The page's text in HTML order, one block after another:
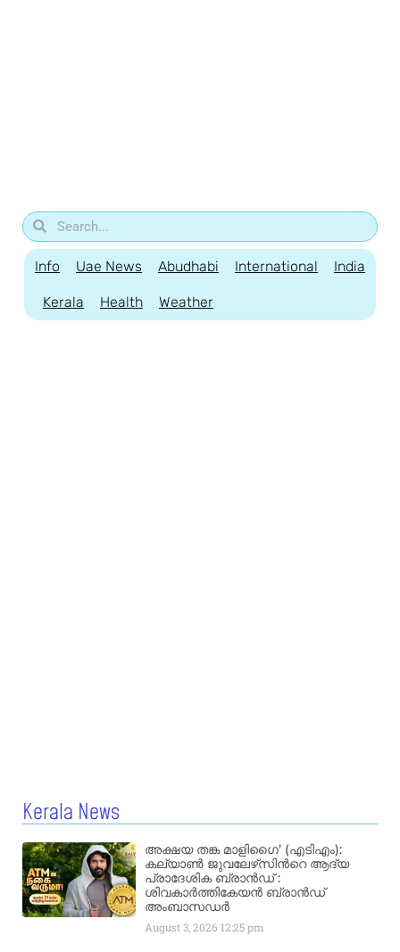
Info Uae News Abudhabi International India
Kerala Health Weather
Kerala News
അക്ഷയ തങ്ക മാളിഗൈ’ (എടിഎം):
കല്യാണ്‍ ജുവലേഴ്‌സിന്‍റെ ആദ്യ
പ്രാദേശിക ബ്രാന്‍ഡ് :
ശിവകാര്‍ത്തികേയന്‍ ബ്രാന്‍ഡ്
അംബാസഡര്‍
August 3, 2026 12:25 pm